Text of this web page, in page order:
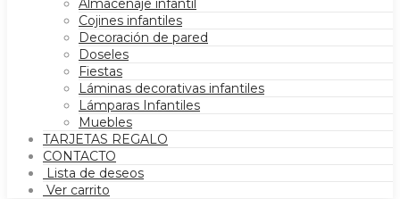
Almacenaje infantil
Cojines infantiles
Decoración de pared
Doseles
Fiestas
Láminas decorativas infantiles
Lámparas Infantiles
Muebles
TARJETAS REGALO
CONTACTO
Lista de deseos
Ver carrito